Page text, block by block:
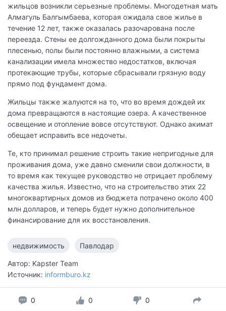
жильцов возникли серьезные проблемы. Многодетная мать
Алмагуль Балгымбаева, которая ожидала свое жилье в
течение 12 лет, также оказалась разочарована после
переезда. Стены ее долгожданного дома были покрыты
плесенью, полы были постоянно влажными, а система
канализации имела множество недостатков, включая
протекающие трубы, которые сбрасывали грязную воду
прямо под фундамент дома.
Жильцы также жалуются на то, что во время дождей их
дома превращаются в настоящие озера. А качественное
освещение и отопление вовсе отсутствуют. Однако акимат
обещает исправить все недочеты.
Те, кто принимал решение строить такие непригодные для
проживания дома, уже давно сменили свои должности, в
то время как текущее руководство не отрицает проблему
качества жилья. Известно, что на строительство этих 22
многоквартирных домов из бюджета потрачено около 400
млн долларов, и теперь будет нужно дополнительное
финансирование для их восстановления.
недвижимость Павлодар
Автор: Kapster Team
Источник: informburo.kz
0 0 0